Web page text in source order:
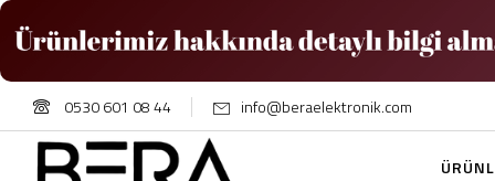
0530 601 08 44 info@beraelektronik.com